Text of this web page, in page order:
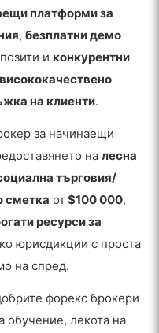
платформи за
,безплатни демо
и конкурентни
висококачествено
на клиенти.
за начинаещи
налесна
търговия/
сметка от$100 000,
ресурси за
юрисдикции с проста
на спред.
форекс брокери
обучение, лекота на